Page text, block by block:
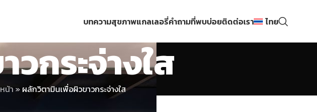
บทความสุขภาพแกลเลอรี่คำถามที่พบบ่อยติดต่อเรา ไทย
กระจ่างใส
น้า » ผลักวิตามินเพื่อผิวขาวกระจ่างใส